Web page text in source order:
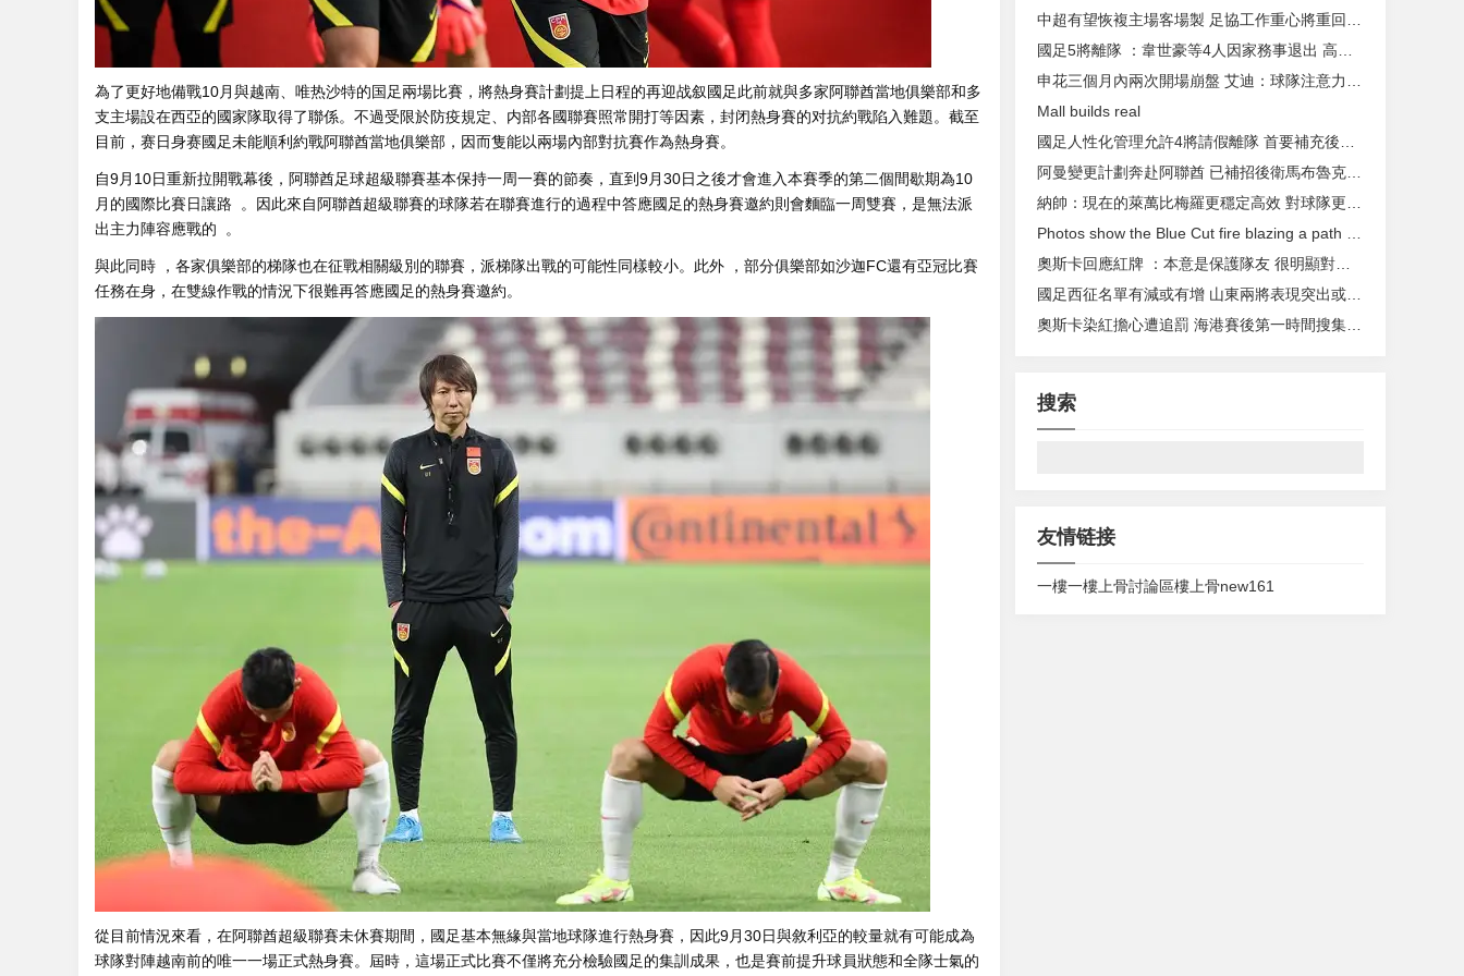
為了更好地備戰10月與越南、唯热沙特的国足兩場比賽，將熱身賽計劃提上日程的再迎战叙國足此前就與多家阿聯酋當地俱樂部和多
支主場設在西亞的國家隊取得了聯係。不過受限於防疫規定、内部各國聯賽照常開打等因素 ，封闭熱身賽的对抗約戰陷入難題。截至
目前，赛日身赛國足未能順利約戰阿聯酋當地俱樂部  ，因而隻能以兩場內部對抗賽作為熱身賽 。
自9月10日重新拉開戰幕後，阿聯酋足球超級聯賽基本保持一周一賽的節奏 ，直到9月30日之後才會進入本賽季的第二個間歇期為10
月的國際比賽日讓路 。因此來自阿聯酋超級聯賽的球隊若在聯賽進行的過程中答應國足的熱身賽邀約則會麵臨一周雙賽，是無法派
出主力陣容應戰的  。
與此同時 ，各家俱樂部的梯隊也在征戰相關級別的聯賽，派梯隊出戰的可能性同樣較小 。此外 ，部分俱樂部如沙迦FC還有亞冠比賽
任務在身 ，在雙線作戰的情況下很難再答應國足的熱身賽邀約 。
從目前情況來看，在阿聯酋超級聯賽未休賽期間，國足基本無緣與當地球隊進行熱身賽，因此9月30日與敘利亞的較量就有可能成為
球隊對陣越南前的唯一一場正式熱身賽。屆時，這場正式比賽不僅將充分檢驗國足的集訓成果，也是賽前提升球員狀態和全隊士氣的
Mall builds real
阿曼變更計劃奔赴阿聯酋 已補招後衛馬布魯克入隊
奧斯卡回應紅牌 ：本意是保護隊友 很明顯對方想搞事情
國足西征名單有減或有增 山東兩將表現突出或重返球隊
奧斯卡染紅擔心遭追罰 海港賽後第一時間搜集材料申訴
搜索
友情链接
一樓一樓上骨討論區樓上骨new161